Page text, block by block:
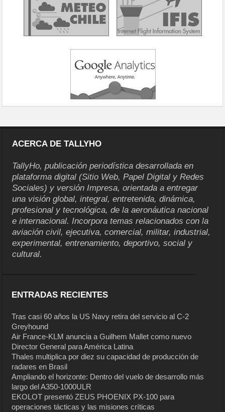
ACERCA DE TALLYHO
TallyHo, publicación periodística desarrollada en
plataforma digital (Sitio Web, Papel Digital y Redes
Sociales) y versión Impresa, orientada a entregar
una visión global, integral, entretenida, dinámica,
profesional y tecnológica, de la aeronáutica nacional
e internacional. Incorpora temas relacionados con la
aviación civil, ejecutiva, comercial, militar, industrial,
experimental, entrenamiento, deportivo, social y
cultural.
ENTRADAS RECIENTES
Tras casi 60 años la US Navy retira del servicio al C-2
Greyhound
Air France-KLM anuncia a Guilhem Mallet como nuevo
Director General para América Latina
Thales multiplica por diez su capacidad de producción de
radares en Brasil
Ampliando el horizonte: Dentro del vuelo de desarrollo más
largo del A350-1000ULR
EKOLOT presentó ZEUS PHOENIX PX-100 para
operaciones tácticas y las misiones críticas